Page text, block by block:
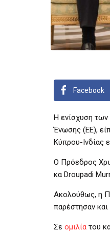
Facebook
Η ενίσχυση των
Ένωσης (ΕΕ),
Κύπρου-Ινδίας
Ο Πρόεδρος
κα Droupadi
Ακολούθως, η
παρέστησαν
Σε ομιλία του